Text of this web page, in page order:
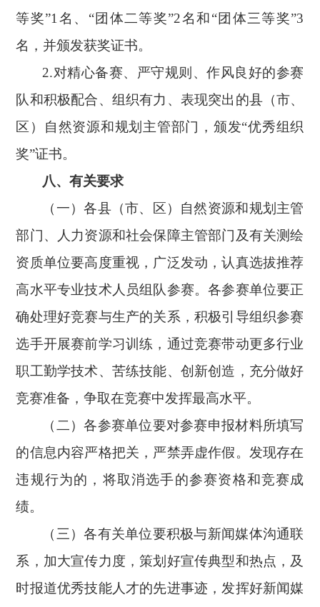
等奖”1名、“团体二等奖”2名和“团体三等奖”3
名，并颁发获奖证书。
2.对精心备赛、严守规则、作风良好的参赛
队和积极配合、组织有力、表现突出的县（市、
区）自然资源和规划主管部门，颁发“优秀组织
奖”证书。
八、有关要求
（一）各县（市、区）自然资源和规划主管
部门、人力资源和社会保障主管部门及有关测绘
资质单位要高度重视，广泛发动，认真选拔推荐
高水平专业技术人员组队参赛。各参赛单位要正
确处理好竞赛与生产的关系，积极引导组织参赛
选手开展赛前学习训练，通过竞赛带动更多行业
职工勤学技术、苦练技能、创新创造，充分做好
竞赛准备，争取在竞赛中发挥最高水平。
（二）各参赛单位要对参赛申报材料所填写
的信息内容严格把关，严禁弄虚作假。发现存在
违规行为的，将取消选手的参赛资格和竞赛成
绩。
（三）各有关单位要积极与新闻媒体沟通联
系，加大宣传力度，策划好宣传典型和热点 ，及
时报道优秀技能人才的先进事迹 ，发挥好新闻媒